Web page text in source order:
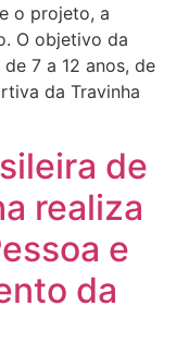
o projeto, a
O objetivo da
7 a 12 anos, de
da Travinha
de
realiza
e
da